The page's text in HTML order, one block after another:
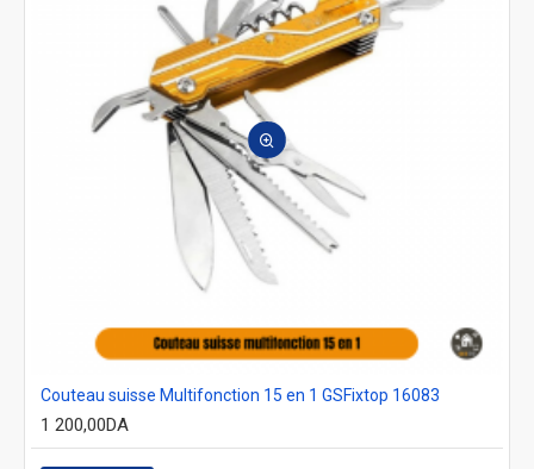
Couteau suisse Multifonction 15 en 1 GSFixtop 16083
1 200,00DA